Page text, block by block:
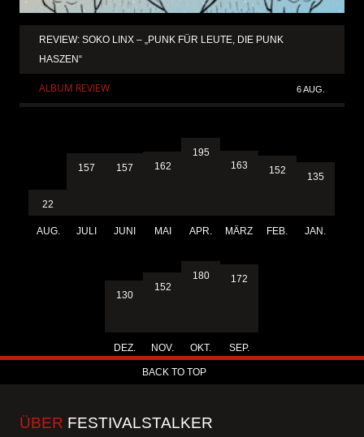
REVIEW: SOKO LINX – „PUNK FÜR LEUTE, DIE PUNK
HASZEN“
ALBUM REVIEW 6 AUG.
22
AUG.
157
JULI
157
JUNI
162
MAI
195
APR.
163
MÄRZ
152
FEB.
135
JAN.
130
DEZ.
152
NOV.
180
OKT.
172
SEP.
BACK TO TOP
ÜBER FESTIVALSTALKER